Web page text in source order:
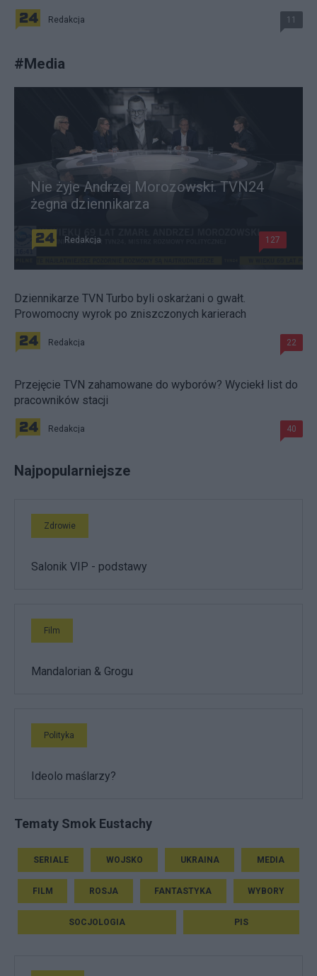
Redakcja 11
#Media
Nie żyje Andrzej Morozowski. TVN24
żegna dziennikarza
Redakcja 127
Dziennikarze TVN Turbo byli oskarżani o gwałt.
Prowomocny wyrok po zniszczonych karierach
Redakcja 22
Przejęcie TVN zahamowane do wyborów? Wyciekł list do
pracowników stacji
Redakcja 40
Najpopularniejsze
Zdrowie
Salonik VIP - podstawy
Film
Mandalorian & Grogu
Polityka
Ideolo maślarzy?
Tematy Smok Eustachy
SERIALE WOJSKO UKRAINA MEDIA
FILM ROSJA FANTASTYKA WYBORY
SOCJOLOGIA PIS